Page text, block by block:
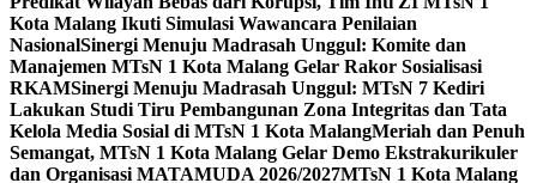
Kota Malang Ikuti Simulasi Wawancara Penilaian
NasionalSinergi Menuju Madrasah Unggul: Komite dan
Manajemen MTsN 1 Kota Malang Gelar Rakor Sosialisasi
RKAMSinergi Menuju Madrasah Unggul: MTsN 7 Kediri
Lakukan Studi Tiru Pembangunan Zona Integritas dan Tata
Kelola Media Sosial di MTsN 1 Kota MalangMeriah dan Penuh
Semangat, MTsN 1 Kota Malang Gelar Demo Ekstrakurikuler
dan Organisasi MATAMUDA 2026/2027MTsN 1 Kota Malang